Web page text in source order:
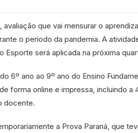
avaliação que vai mensurar o
o período da pandemia. A
Esporte será aplicada na próxima
6º ano ao 9º ano do Ensino
forma online e impressa, incluindo a
docente.
a Prova Paraná, que